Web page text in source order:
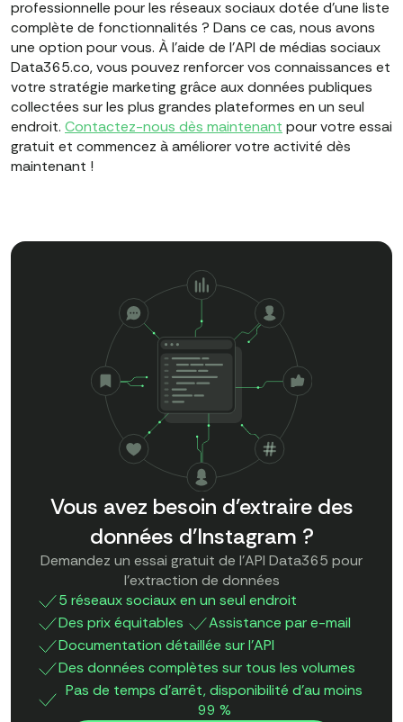
professionnelle pour les réseaux sociaux dotée d'une liste
complète de fonctionnalités ? Dans ce cas, nous avons
une option pour vous. À l'aide de l'API de médias sociaux
Data365.co, vous pouvez renforcer vos connaissances et
votre stratégie marketing grâce aux données publiques
collectées sur les plus grandes plateformes en un seul
endroit. Contactez-nous dès maintenant pour votre essai
gratuit et commencez à améliorer votre activité dès
maintenant !
Vous avez besoin d'extraire des
données d'Instagram ?
Demandez un essai gratuit de l'API Data365 pour
l'extraction de données
5 réseaux sociaux en un seul endroit
Des prix équitables
Assistance par e-mail
Documentation détaillée sur l'API
Des données complètes sur tous les volumes
Pas de temps d'arrêt, disponibilité d'au moins
99 %